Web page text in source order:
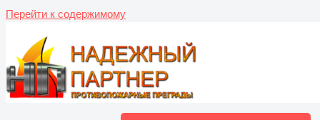
Перейти к содержимому